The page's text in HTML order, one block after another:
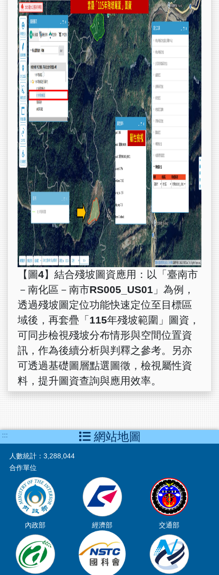
【圖4】結合殘坡圖資應用：以「臺南市
－南化區－南市RS005_US01」為例，
透過殘坡圖定位功能快速定位至目標區
域後，再套疊「115年殘坡範圍」圖資，
可同步檢視殘坡分布情形與空間位置資
訊，作為後續分析與判釋之參考。另亦
可透過基礎圖層點選圖徵，檢視屬性資
料，提升圖資查詢與應用效率。
::: 網站地圖
人數統計： 3,288,044
合作單位
內政部 經濟部 交通部